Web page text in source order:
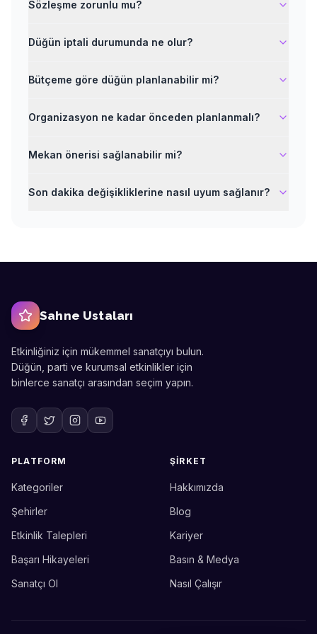
Sözleşme zorunlu mu?
Düğün iptali durumunda ne olur?
Bütçeme göre düğün planlanabilir mi?
Organizasyon ne kadar önceden planlanmalı?
Mekan önerisi sağlanabilir mi?
Son dakika değişikliklerine nasıl uyum sağlanır?
Sahne Ustaları
Etkinliğiniz için mükemmel sanatçıyı bulun.
Düğün, parti ve kurumsal etkinlikler için
binlerce sanatçı arasından seçim yapın.
PLATFORM
Kategoriler
Şehirler
Etkinlik Talepleri
Başarı Hikayeleri
Sanatçı Ol
ŞIRKET
Hakkımızda
Blog
Kariyer
Basın & Medya
Nasıl Çalışır
Etkinlik uzmanınız
Merhaba! Size nasıl yardımcı
bize ulaşabilirsiniz.
Merhaba! Bilgi almak istiyorum.